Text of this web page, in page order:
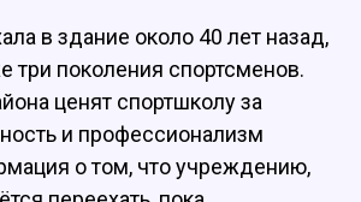
в здание около 40 лет назад,
три поколения спортсменов.
ценят спортшколу за
и профессионализм
о том, что учреждению,